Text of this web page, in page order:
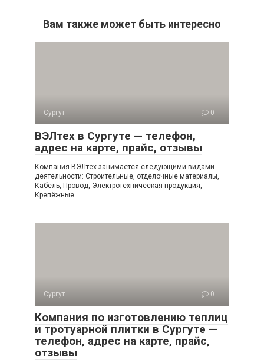
Вам также может быть интересно
Сургут 0
ВЭЛтех в Сургуте — телефон,
адрес на карте, прайс, отзывы
Компания ВЭЛтех занимается следующими видами
деятельности: Строительные, отделочные материалы,
Кабель, Провод, Электротехническая продукция,
Крепёжные
Сургут 0
Компания по изготовлению теплиц
и тротуарной плитки в Сургуте —
телефон, адрес на карте, прайс,
отзывы